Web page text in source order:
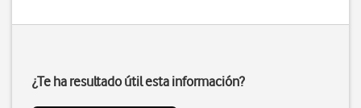
¿Te ha resultado útil esta información?